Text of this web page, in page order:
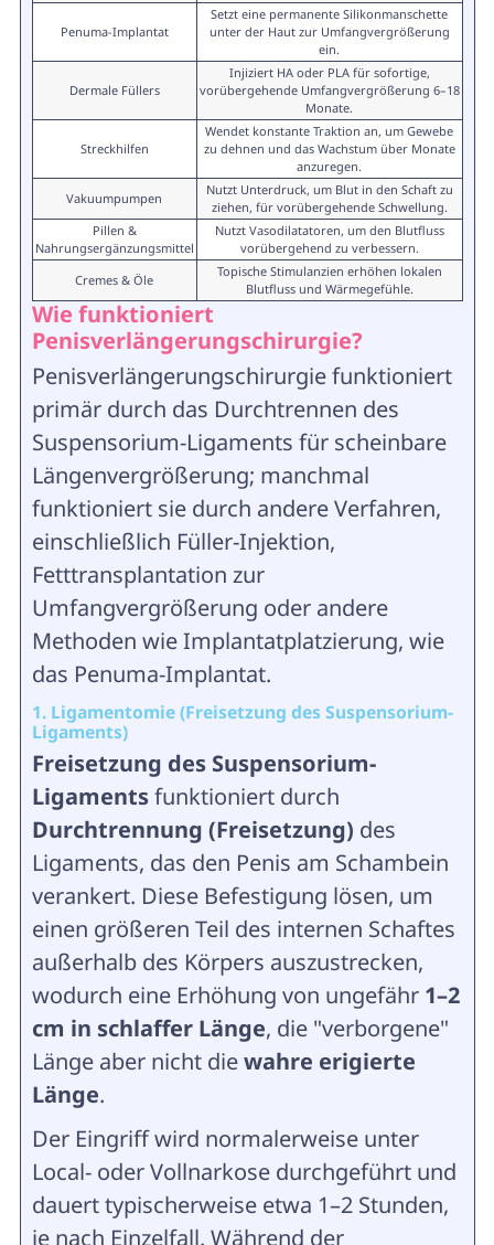
Penuma-Implantat
Setzt eine permanente Silikonmanschette
unter der Haut zur Umfangvergrößerung
ein.
Dermale Füllers
Injiziert HA oder PLA für sofortige,
vorübergehende Umfangvergrößerung 6–18
Monate.
Streckhilfen
Wendet konstante Traktion an, um Gewebe
zu dehnen und das Wachstum über Monate
anzuregen.
Vakuumpumpen
Nutzt Unterdruck, um Blut in den Schaft zu
ziehen, für vorübergehende Schwellung.
Pillen &
Nahrungsergänzungsmittel
Nutzt Vasodilatatoren, um den Blutfluss
vorübergehend zu verbessern.
Cremes & Öle
Topische Stimulanzien erhöhen lokalen
Blutfluss und Wärmegefühle.
Wie funktioniert
Penisverlängerungschirurgie?
Penisverlängerungschirurgie funktioniert
primär durch das Durchtrennen des
Suspensorium-Ligaments für scheinbare
Längenvergrößerung; manchmal
funktioniert sie durch andere Verfahren,
einschließlich Füller-Injektion,
Fetttransplantation zur
Umfangvergrößerung oder andere
Methoden wie Implantatplatzierung, wie
das Penuma-Implantat.
1. Ligamentomie (Freisetzung des Suspensorium-
Ligaments)
Freisetzung des Suspensorium-
Ligamentsfunktioniert durch
Durchtrennung (Freisetzung) des
Ligaments, das den Penis am Schambein
verankert. Diese Befestigung lösen, um
einen größeren Teil des internen Schaftes
außerhalb des Körpers auszustrecken,
wodurch eine Erhöhung von ungefähr 1–2
cm in schlaffer Länge, die "verborgene"
Länge aber nicht diewahre erigierte
Länge.
Der Eingriff wird normalerweise unter
Local- oder Vollnarkose durchgeführt und
dauert typischerweise etwa 1–2 Stunden,
je nach Einzelfall. Während der